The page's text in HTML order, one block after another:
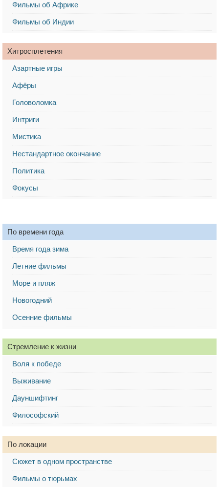
Фильмы об Африке
Фильмы об Индии
Хитросплетения
Азартные игры
Афёры
Головоломка
Интриги
Мистика
Нестандартное окончание
Политика
Фокусы
По времени года
Время года зима
Летние фильмы
Море и пляж
Новогодний
Осенние фильмы
Стремление к жизни
Воля к победе
Выживание
Дауншифтинг
Философский
По локации
Сюжет в одном пространстве
Фильмы о тюрьмах